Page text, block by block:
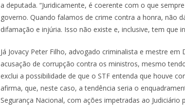
a deputada. “Juridicamente, é coerente com o que
governo. Quando falamos de crime contra a honra, não
difamação e injúria. Isso não existe e, inclusive, tem que
Já Jovacy Peter Filho, advogado criminalista e mestre em
acusação de corrupção contra os ministros, mesmo
exclui a possibilidade de que o STF entenda que houve
afirma, que, neste caso, a tendência seria o
Segurança Nacional, com ações impetradas ao